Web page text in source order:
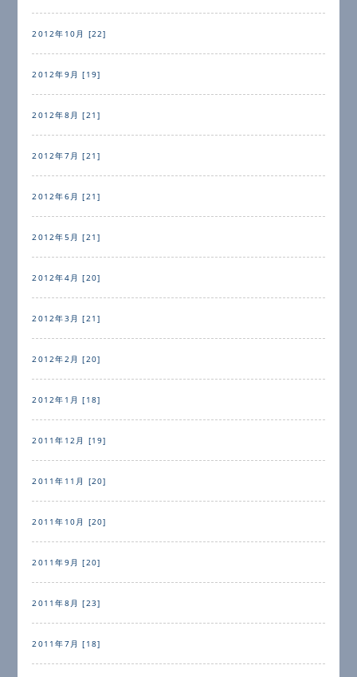
2012年10月 [22]
2012年9月 [19]
2012年8月 [21]
2012年7月 [21]
2012年6月 [21]
2012年5月 [21]
2012年4月 [20]
2012年3月 [21]
2012年2月 [20]
2012年1月 [18]
2011年12月 [19]
2011年11月 [20]
2011年10月 [20]
2011年9月 [20]
2011年8月 [23]
2011年7月 [18]